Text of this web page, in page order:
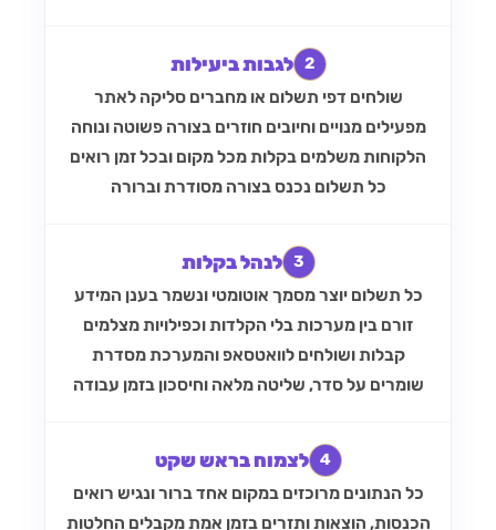
2 לגבות ביעילות
שולחים דפי תשלום או מחברים סליקה לאתר
מפעילים מנויים וחיובים חוזרים בצורה פשוטה ונוחה
הלקוחות משלמים בקלות מכל מקום ובכל זמן רואים
כל תשלום נכנס בצורה מסודרת וברורה
3 לנהל בקלות
כל תשלום יוצר מסמך אוטומטי ונשמר בענן המידע
זורם בין מערכות בלי הקלדות וכפילויותמצלמים
קבלות ושולחים לוואטסאפ והמערכת מסדרת
שומרים על סדר, שליטה מלאה וחיסכון בזמן עבודה
4 לצמוח בראש שקט
כל הנתונים מרוכזים במקום אחד ברור ונגיש רואים
הכנסות, הוצאות ותזרים בזמן אמתמקבלים החלטות